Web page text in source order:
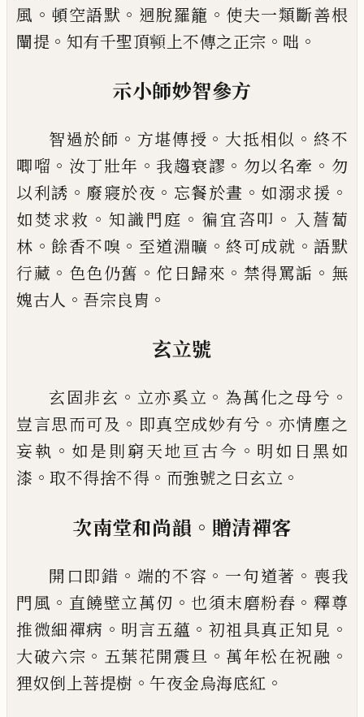
風 。 頓空語默 。 迥脫羅籠 。 使夫一類斷善根
闡提 。 知有千聖頂𩕳 上不傳之正宗 。 咄 。
示小師妙智參方
智過於師 。 方堪傳授 。 大抵相似 。 終不
唧𠺕 。 汝丁壯年 。 我趨衰謬 。 勿以名牽 。 勿
以利誘 。 廢寢於夜 。 忘餐於晝 。 如溺求援 。
如焚求救 。 知識門庭 。 徧宜咨叩 。 入薝蔔
林 。餘香不嗅 。 至道淵曠 。 終可成就 。語默
行藏 。 色色仍舊 。 佗日歸來 。 禁得罵詬 。 無
媿古人 。 吾宗良胄 。
玄立號
玄固非玄 。 立亦奚立 。 為萬化之母兮 。
豈言思而可及 。 即真空成妙有兮 。 亦情塵之
妄執 。 如是則窮天地亘古今 。 明如日黑如
漆 。 取不得捨不得 。 而強號之曰玄立 。
次南堂和尚韻 。 贈清禪客
開口即錯 。 端的不容 。 一句道著 。 喪我
門風 。 直饒壁立萬仞 。也須末磨粉舂 。釋尊
推微細禪病 。 明言五蘊 。 初祖具真正知見 。
大破六宗 。 五葉花開震旦 。 萬年松在祝融 。
狸奴倒上菩提樹 。 午夜金烏海底紅 。